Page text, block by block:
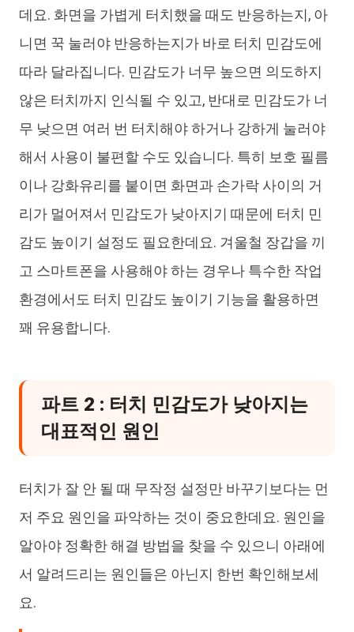
데요. 화면을 가볍게 터치했을 때도 반응하는지, 아
니면 꾹 눌러야 반응하는지가 바로 터치 민감도에
따라 달라집니다. 민감도가 너무 높으면 의도하지
않은 터치까지 인식될 수 있고, 반대로 민감도가 너
무 낮으면 여러 번 터치해야 하거나 강하게 눌러야
해서 사용이 불편할 수도 있습니다. 특히 보호 필름
이나 강화유리를 붙이면 화면과 손가락 사이의 거
리가 멀어져서 민감도가 낮아지기 때문에 터치 민
감도 높이기 설정도 필요한데요. 겨울철 장갑을 끼
고 스마트폰을 사용해야 하는 경우나 특수한 작업
환경에서도 터치 민감도 높이기 기능을 활용하면
꽤 유용합니다.
파트 2 : 터치 민감도가 낮아지는
대표적인 원인
터치가 잘 안 될 때 무작정 설정만 바꾸기보다는 먼
저 주요 원인을 파악하는 것이 중요한데요. 원인을
알아야 정확한 해결 방법을 찾을 수 있으니 아래에
서 알려드리는 원인들은 아닌지 한번 확인해보세
요.